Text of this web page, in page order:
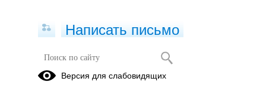
24.10.2022
Написать письмо
Версия для слабовидящих